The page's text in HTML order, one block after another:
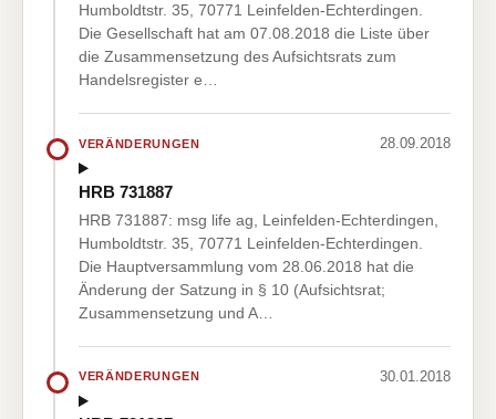
Humboldtstr. 35, 70771 Leinfelden-Echterdingen.
Die Gesellschaft hat am 07.08.2018 die Liste über
die Zusammensetzung des Aufsichtsrats zum
Handelsregister e…
VERÄNDERUNGEN 28.09.2018
HRB 731887
HRB 731887: msg life ag, Leinfelden-Echterdingen,
Humboldtstr. 35, 70771 Leinfelden-Echterdingen.
Die Hauptversammlung vom 28.06.2018 hat die
Änderung der Satzung in § 10 (Aufsichtsrat;
Zusammensetzung und A…
VERÄNDERUNGEN 30.01.2018